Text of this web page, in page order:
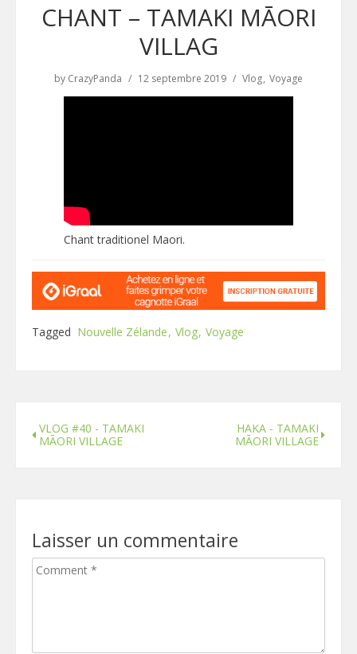
CHANT – TAMAKI MĀORI
VILLAG
by CrazyPanda 12 septembre 2019 Vlog Voyage
Chant traditionel Maori.
Tagged Nouvelle Zélande Vlog Voyage
VLOG #40 - TAMAKI
MĀORI VILLAGE
HAKA - TAMAKI
MĀORI VILLAGE
Laisser un commentaire